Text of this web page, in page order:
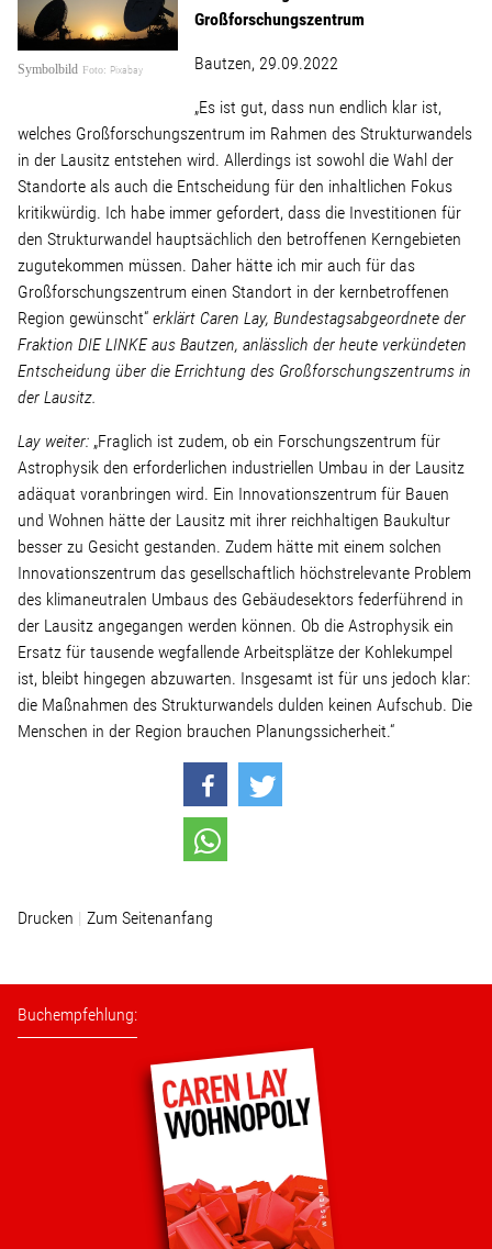
Linke Zukunftsdebatte
Sonstiges
Wahlkreis
Pressemitteilungen
Presse
Pressebilder
Termine
Stellenangebot
Kontakt
Team
Transparenz
Mediathek
Über mich
Lebenslauf
Das Buch
Leseprobe
Pressestimmen
Symbolbild Pixabay
Großforschungszentrum
Bautzen, 29.09.2022
„Es ist gut, dass nun endlich klar ist,
welches Großforschungszentrum im Rahmen des Strukturwandels
in der Lausitz entstehen wird. Allerdings ist sowohl die Wahl der
Standorte als auch die Entscheidung für den inhaltlichen Fokus
kritikwürdig. Ich habe immer gefordert, dass die Investitionen für
den Strukturwandel hauptsächlich den betroffenen Kerngebieten
zugutekommen müssen. Daher hätte ich mir auch für das
Großforschungszentrum einen Standort in der kernbetroffenen
Region gewünscht“ erklärt Caren Lay, Bundestagsabgeordnete der
Fraktion DIE LINKE aus Bautzen, anlässlich der heute verkündeten
Entscheidung über die Errichtung des Großforschungszentrums in
der Lausitz.
Lay weiter: „Fraglich ist zudem, ob ein Forschungszentrum für
Astrophysik den erforderlichen industriellen Umbau in der Lausitz
adäquat voranbringen wird. Ein Innovationszentrum für Bauen
und Wohnen hätte der Lausitz mit ihrer reichhaltigen Baukultur
besser zu Gesicht gestanden. Zudem hätte mit einem solchen
Innovationszentrum das gesellschaftlich höchstrelevante Problem
des klimaneutralen Umbaus des Gebäudesektors federführend in
der Lausitz angegangen werden können. Ob die Astrophysik ein
Ersatz für tausende wegfallende Arbeitsplätze der Kohlekumpel
ist, bleibt hingegen abzuwarten. Insgesamt ist für uns jedoch klar:
die Maßnahmen des Strukturwandels dulden keinen Aufschub. Die
Menschen in der Region brauchen Planungssicherheit.“
Drucken Zum Seitenanfang
Buchempfehlung: